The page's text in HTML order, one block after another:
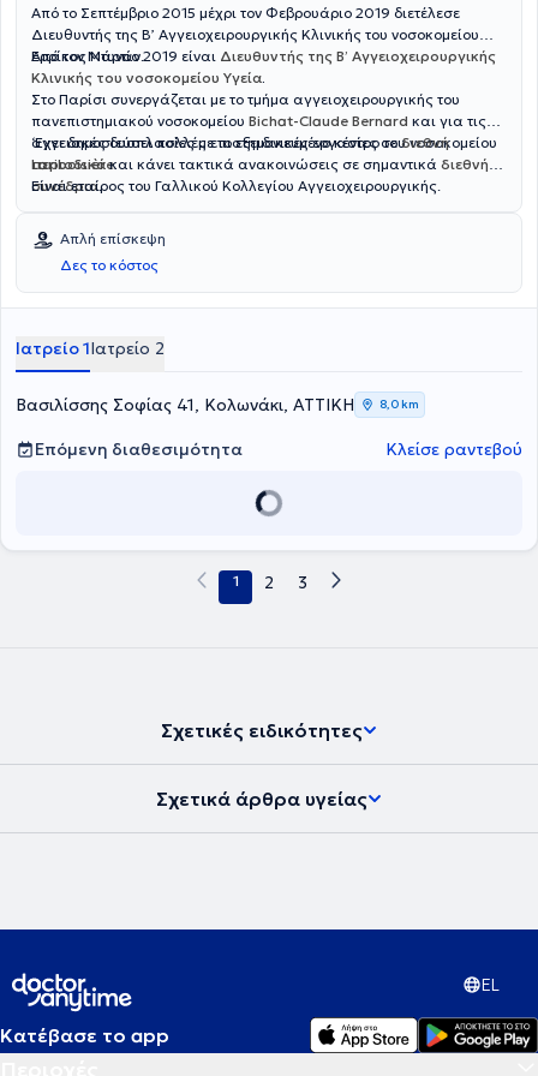
Από το Σεπτέμβριο 2015 μέχρι τον Φεβρουάριο 2019 διετέλεσε
Διευθυντής της Β’ Αγγειοχειρουργικής Κλινικής του νοσοκομείου
Ερρίκος Ντυνάν.
Από τον Μάρτιο 2019 είναι Διευθυντής της Β’ Αγγειοχειρουργικής
Κλινικής του νοσοκομείου Υγεία.
Στο Παρίσι συνεργάζεται με το τμήμα αγγειοχειρουργικής του
πανεπιστημιακού νοσοκομείου Bichat-Claude Bernard και για τις
αγγειακές δυσπλασίες με το εξειδικευμένο κέντρο του νοσοκομείου
Lariboisière.
‘Εχει δημοσιεύσει πολλές επιστημονικές εργασίες σεδιεθνή
περιοδικάκαι κάνει τακτικά ανακοινώσεις σε σημαντικά διεθνή
συνέδρια.
Είναι εταίρος του Γαλλικού Κολλεγίου Αγγειοχειρουργικής.
Απλή επίσκεψη
Δες το κόστος
Ιατρείο 1Ιατρείο 2
Βασιλίσσης Σοφίας 41, Κολωνάκι, ΑΤΤΙΚΗ 8,0 km
Επόμενη διαθεσιμότητα Κλείσε ραντεβού
1 2 3
Σχετικές ειδικότητες
Σχετικά άρθρα υγείας
EL
Κατέβασε το app